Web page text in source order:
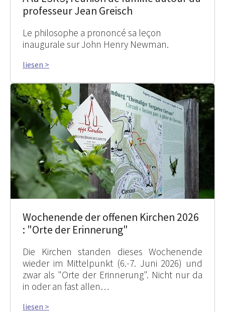
professeur Jean Greisch
Le philosophe a prononcé sa leçon
inaugurale sur John Henry Newman.
liesen >
Wochenende der offenen Kirchen 2026
: "Orte der Erinnerung"
Die Kirchen standen dieses Wochenende
wieder im Mittelpunkt (6.-7. Juni 2026) und
zwar als "Orte der Erinnerung". Nicht nur da
in oder an fast allen…
liesen >